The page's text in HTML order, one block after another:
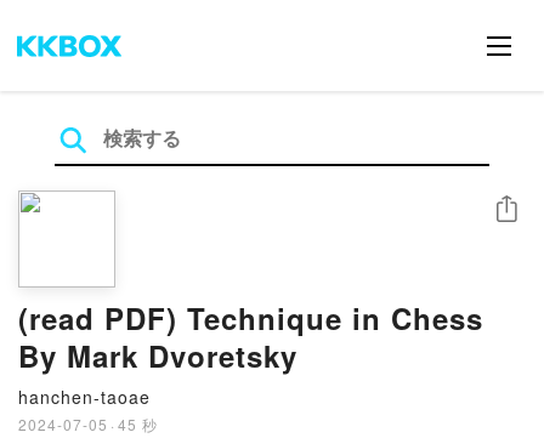
(read PDF) Technique in Chess
By Mark Dvoretsky
hanchen-taoae
2024-07-05 · 45 秒
シェア